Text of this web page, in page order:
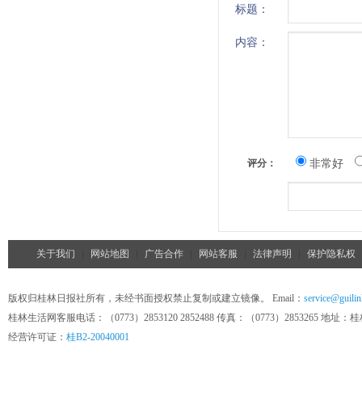
标题：
内容：
评分： 非常好
关于我们 网站地图 广告合作 网站客服 法律声明 保护隐私权
版权归桂林日报社所有，未经书面授权禁止复制或建立镜像。 Email：
桂林生活网客服电话：（0773）2853120 2852488 传真：（0773）2853265 地址
经营许可证： 桂B2-20040001